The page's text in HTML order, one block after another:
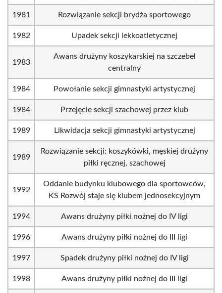
1981 Rozwiązanie sekcji brydża sportowego
1982 Upadek sekcji lekkoatletycznej
1983
Awans drużyny koszykarskiej na szczebel
centralny
1984 Powołanie sekcji gimnastyki artystycznej
1984 Przejęcie sekcji szachowej przez klub
1989 Likwidacja sekcji gimnastyki artystycznej
1989
Rozwiązanie sekcji: koszykówki, męskiej drużyny
piłki ręcznej, szachowej
1992
Oddanie budynku klubowego dla sportowców,
KS Rozwój staje się klubem jednosekcyjnym
1994 Awans drużyny piłki nożnej do IV ligi
1996 Awans drużyny piłki nożnej do III ligi
1997 Spadek drużyny piłki nożnej do IV ligi
1998 Awans drużyny piłki nożnej do III ligi